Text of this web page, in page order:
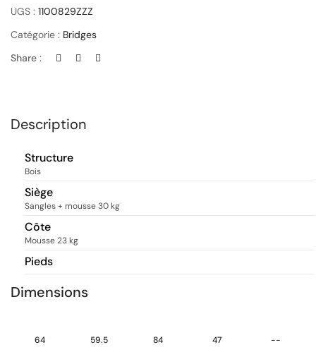
UGS : 1100829ZZZ
Catégorie : Bridges
Share :
Description
Structure
Bois
Siège
Sangles + mousse 30 kg
Côte
Mousse 23 kg
Pieds
Dimensions
64 59.5 84 47 --